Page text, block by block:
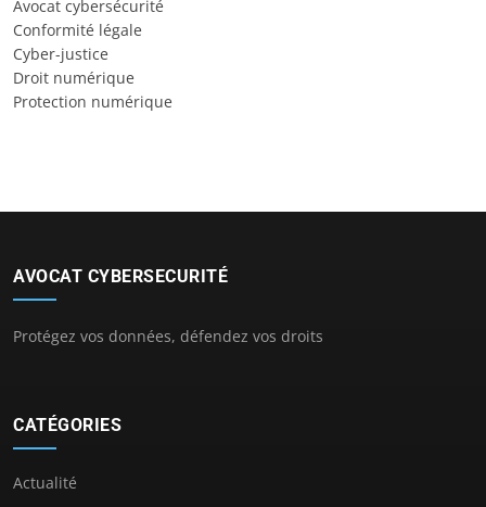
Avocat cybersécurité
Conformité légale
Cyber-justice
Droit numérique
Protection numérique
AVOCAT CYBERSECURITÉ
Protégez vos données, défendez vos droits
CATÉGORIES
Actualité